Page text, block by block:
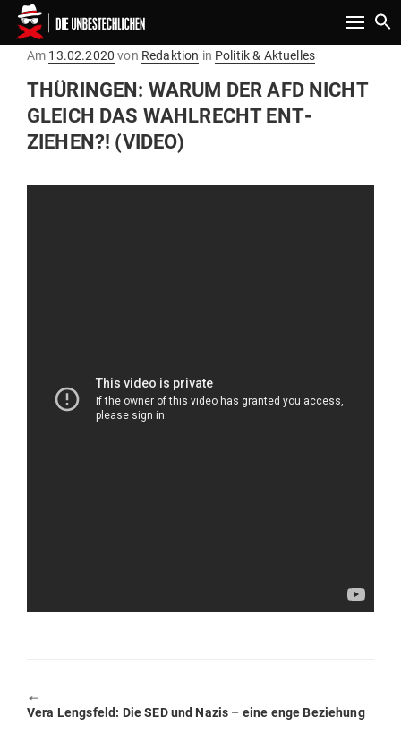
Toggle
Am Gepostet
13.02.2020 von Redaktion in Politik & Aktuelles
THÜ­RINGEN: WARUM DER AFD NICHT
GLEICH DAS WAHL­RECHT ENT­
ZIEHEN?! (VIDEO)
🠔
Previous
Vera Lengsfeld: Die SED und Nazis – eine enge Beziehung